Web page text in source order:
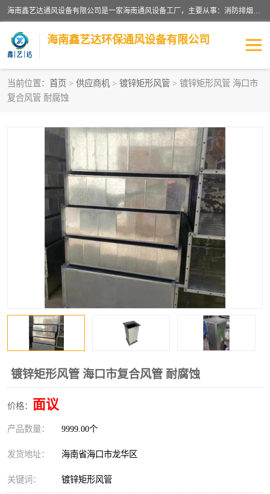
海南鑫艺达通风设备有限公司是一家海南通风设备工厂，主要从事：消防排烟工程、油烟净化工程、厨房排烟工程、酒店厨房设备、新风排风系统、镀锌铁皮管道加工、暖通工程、通风管道安装、消防火阀百叶风口等业务。公司拥有管道及配件一体化工厂生产线，良好的售后服务，良好的设计团队，良好的施工团队、良好管理人员，掌握畅通丰富的信息、市场渠道。
海南鑫艺达环保通风设备有限公司
当前位置： 首页 > 供应商机 > 镀锌矩形风管 > 镀锌矩形风管 海口市
复合风管 耐腐蚀
镀锌矩形风管 海口市复合风管 耐腐蚀
价格： 面议
产品数量： 9999.00个
发货地址： 海南省海口市龙华区
关键词： 镀锌矩形风管
海南暖通工程
海南厨房排烟工程 海南酒店厨房设备
海南油烟净化工程 管道配件
风机系列 镁质防火风管
通风设备 通风管道
消防阀门 消防风机
镀锌矩形风管
镀锌螺旋风管 PP风管
不锈钢烟罩
排烟风机 百叶风口
油烟净化器